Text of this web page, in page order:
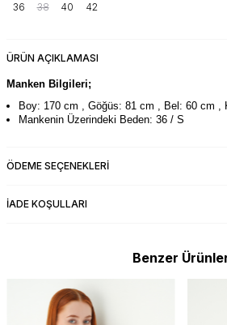
36 38 40 42
ÜRÜN AÇIKLAMASI
Manken Bilgileri;
Boy: 170 cm , Göğüs: 81 cm , Bel: 60 cm ,
Mankenin Üzerindeki Beden: 36 / S
ÖDEME SEÇENEKLERI
İADE KOŞULLARI
Benzer